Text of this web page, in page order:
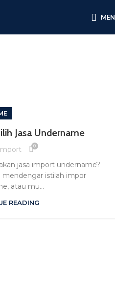
Jasa Undername
0
jasa import undername?
mendengar istilah impor
atau mu...
READING